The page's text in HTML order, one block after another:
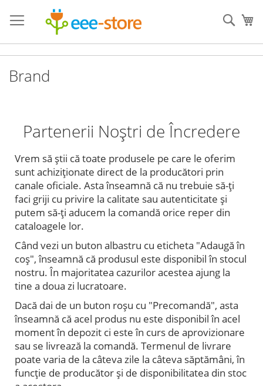
la
Continut
Brand
Partenerii Noștri de Încredere
Vrem să știi că toate produsele pe care le oferim
sunt achiziționate direct de la producători prin
canale oficiale. Asta înseamnă că nu trebuie să-ți
faci griji cu privire la calitate sau autenticitate și
putem să-ți aducem la comandă orice reper din
cataloagele lor.
Când vezi un buton albastru cu eticheta "Adaugă în
coș", înseamnă că produsul este disponibil în stocul
nostru. În majoritatea cazurilor acestea ajung la
tine a doua zi lucratoare.
Dacă dai de un buton roșu cu "Precomandă", asta
înseamnă că acel produs nu este disponibil în acel
moment în depozit ci este în curs de aprovizionare
sau se livrează la comandă. Termenul de livrare
poate varia de la câteva zile la câteva săptămâni, în
funcție de producător și de disponibilitatea din stoc